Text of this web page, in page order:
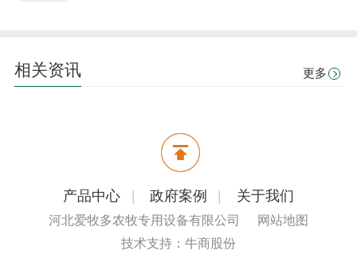
相关资讯 更多
产品中心 政府案例 关于我们
河北爱牧多农牧专用设备有限公司
网站地图
技术支持：牛商股份